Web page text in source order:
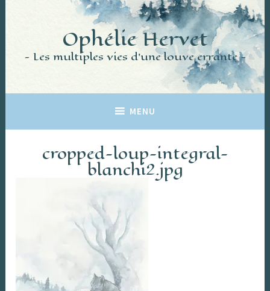
principal
Ophélie Hervet
Les multiples vies d'une louve errante
MENU
cropped-loup-integral-
blanchi2.jpg